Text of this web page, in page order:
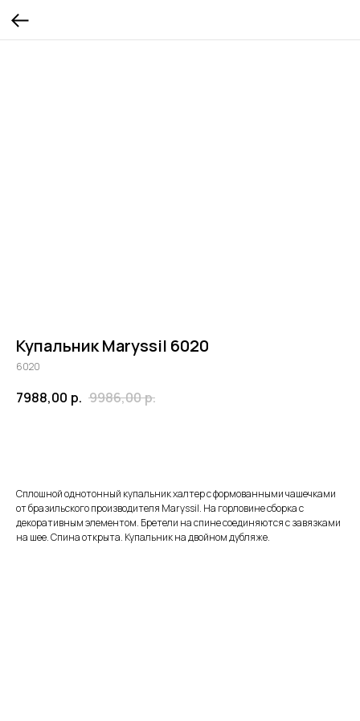
Купальник Maryssil 6020
6020
7988,00 р. 9986,00р.
Сплошной однотонный купальник халтер с формованными чашечками
от бразильского производителя Maryssil. На горловине сборка с
декоративным элементом. Бретели на спине соединяются с завязками
на шее. Спина открыта. Купальник на двойном дубляже.